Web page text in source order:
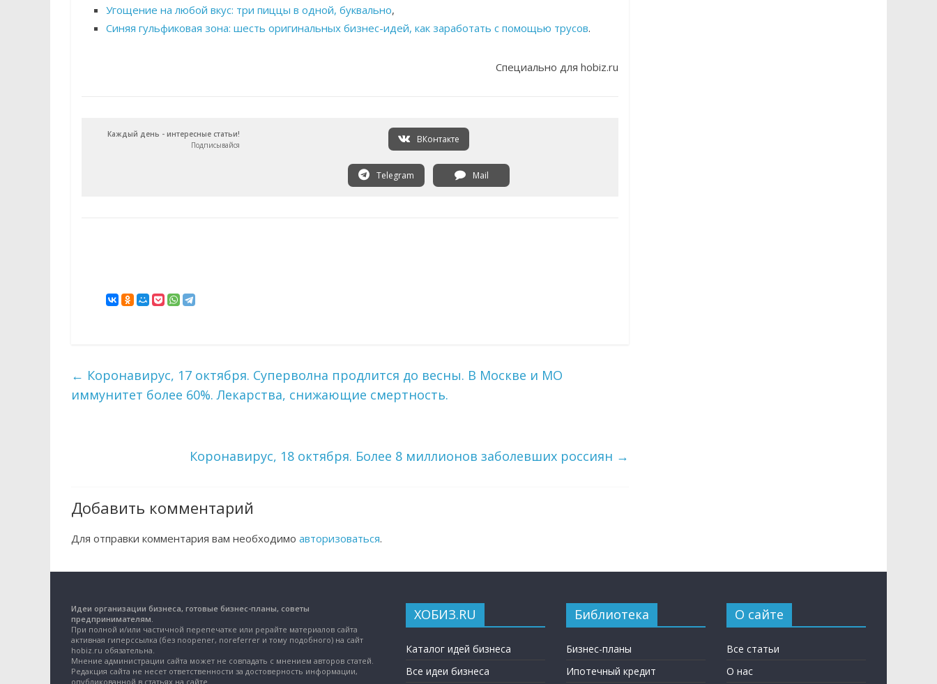
Угощение на любой вкус: три пиццы в одной, буквально,
Синяя гульфиковая зона: шесть оригинальных бизнес-идей, как заработать с помощью трусов.
Специально для hobiz.ru
Каждый день - интересные статьи!
Подписывайся
ВКонтакте
Telegram Mail
← Коронавирус, 17 октября. Суперволна продлится до весны. В Москве и МО
иммунитет более 60%. Лекарства, снижающие смертность.
Коронавирус, 18 октября. Более 8 миллионов заболевших россиян →
Добавить комментарий
Для отправки комментария вам необходимо авторизоваться.
Идеи организации бизнеса, готовые бизнес-планы, советы
предпринимателям.
При полной и/или частичной перепечатке или рерайте материалов сайта
активная гиперссылка (без noopener, noreferrer и тому подобного) на сайт
hobiz.ru обязательна.
Мнение администрации сайта может не совпадать с мнением авторов статей.
Редакция сайта не несет ответственности за достоверность информации,
опубликованной в статьях на сайте.
ХОБИЗ.RU
Каталог идей бизнеса
Все идеи бизнеса
Библиотека
Бизнес-планы
Ипотечный кредит
О сайте
Все статьи
О нас